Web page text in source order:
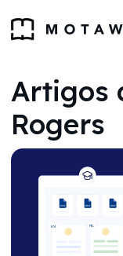
Artigos
Rogers